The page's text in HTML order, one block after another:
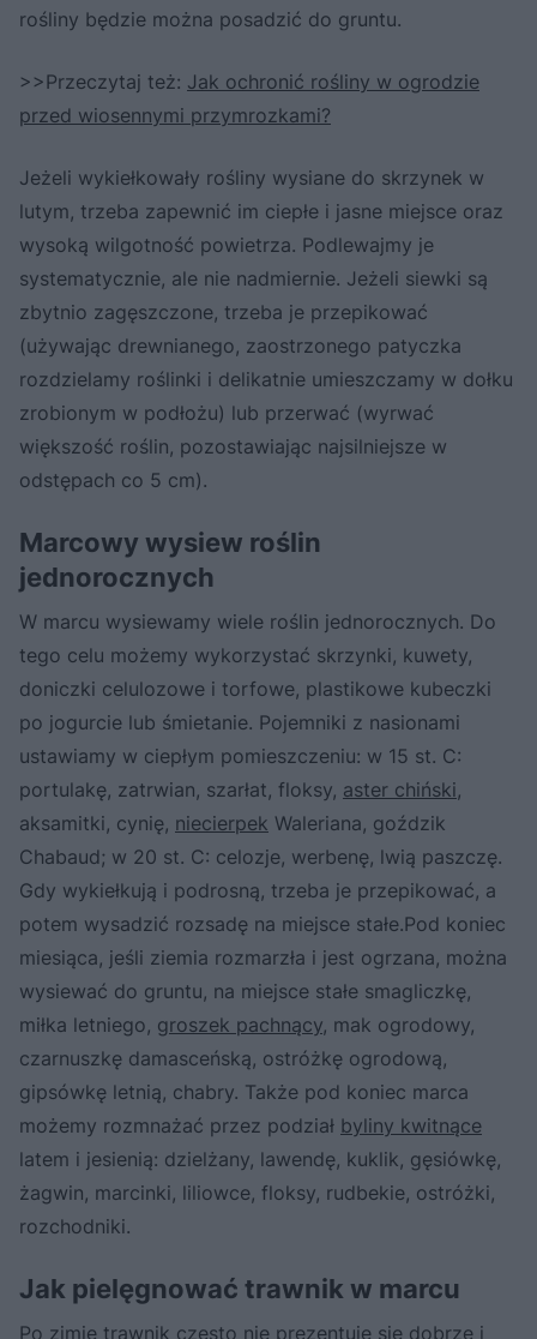
rośliny będzie można posadzić do gruntu.
>>Przeczytaj też: Jak ochronić rośliny w ogrodzie
przed wiosennymi przymrozkami?
Jeżeli wykiełkowały rośliny wysiane do skrzynek w
lutym, trzeba zapewnić im ciepłe i jasne miejsce oraz
wysoką wilgotność powietrza. Podlewajmy je
systematycznie, ale nie nadmiernie. Jeżeli siewki są
zbytnio zagęszczone, trzeba je przepikować
(używając drewnianego, zaostrzonego patyczka
rozdzielamy roślinki i delikatnie umieszczamy w dołku
zrobionym w podłożu) lub przerwać (wyrwać
większość roślin, pozostawiając najsilniejsze w
odstępach co 5 cm).
Marcowy wysiew roślin
jednorocznych
W marcu wysiewamy wiele roślin jednorocznych. Do
tego celu możemy wykorzystać skrzynki, kuwety,
doniczki celulozowe i torfowe, plastikowe kubeczki
po jogurcie lub śmietanie. Pojemniki z nasionami
ustawiamy w ciepłym pomieszczeniu: w 15 st. C:
portulakę, zatrwian, szarłat, floksy, aster chiński,
aksamitki, cynię, niecierpek Waleriana, goździk
Chabaud; w 20 st. C: celozje, werbenę, lwią paszczę.
Gdy wykiełkują i podrosną, trzeba je przepikować, a
potem wysadzić rozsadę na miejsce stałe.Pod koniec
miesiąca, jeśli ziemia rozmarzła i jest ogrzana, można
wysiewać do gruntu, na miejsce stałe smagliczkę,
miłka letniego, groszek pachnący, mak ogrodowy,
czarnuszkę damasceńską, ostróżkę ogrodową,
gipsówkę letnią, chabry. Także pod koniec marca
możemy rozmnażać przez podział byliny kwitnące
latem i jesienią: dzielżany, lawendę, kuklik, gęsiówkę,
żagwin, marcinki, liliowce, floksy, rudbekie, ostróżki,
rozchodniki.
Jak pielęgnować trawnik w marcu
Po zimie trawnik często nie prezentuje się dobrze i